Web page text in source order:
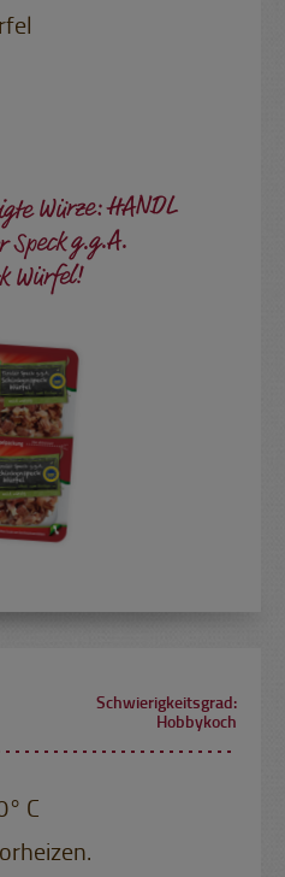
Würze: HANDL
Speck g.g.A.
Würfel!
Schwierigkeitsgrad:
Hobbykoch
C